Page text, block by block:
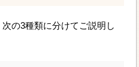
の3種類に分けてご説明し